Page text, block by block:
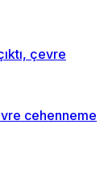
cehenneme